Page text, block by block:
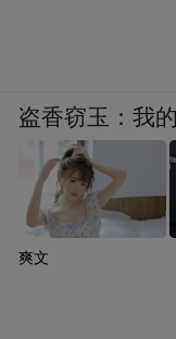
盗香窃玉：我
爽文